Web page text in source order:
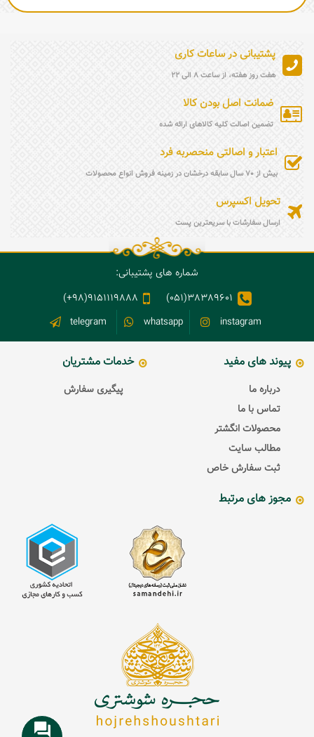
پشتیبانی در ساعات کاری
هفت روز هفته، از ساعت 8 الی 22
ضمانت اصل بودن کالا
تضمین اصالت کلیه کالاهای ارائه شده
اعتبار و اصالتی منحصربه فرد
بیش از 70 سال سابقه درخشان در زمینه فروش انواع محصولات
تحویل اکسپرس
ارسال سفارشات با سریعترین پست
شماره های پشتیبانی:
38389601(051)
9151119888(98+)
instagram
whatsapp
telegram
پیوند های مفید
درباره ما
تماس با ما
محصولات انگشتر
مطالب سایت
ثبت سفارش خاص
خدمات مشتریان
پیگیری سفارش
مجوز های مرتبط